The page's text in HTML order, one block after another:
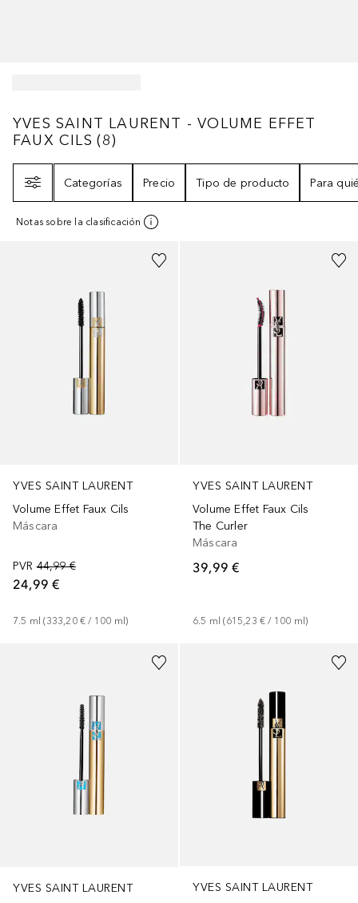
YVES SAINT LAURENT - VOLUME EFFET
YVES SAINT LAURENT - VOLUME EFFET
FAUX CILS (8)
Categorías
Precio Tipo de producto Para
Notas sobre la clasificación
YVES SAINT LAURENT
Volume Effet Faux Cils
Máscara
PVR 44,99 €
24,99 €
7.5 ml (333,20 € / 100 ml)
YVES SAINT LAURENT
Volume Effet Faux Cils
The Curler
Máscara
39,99 €
6.5 ml (615,23 € / 100 ml)
YVES SAINT LAURENT
YVES SAINT LAURENT